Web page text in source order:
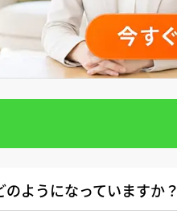
ようになっていますか？